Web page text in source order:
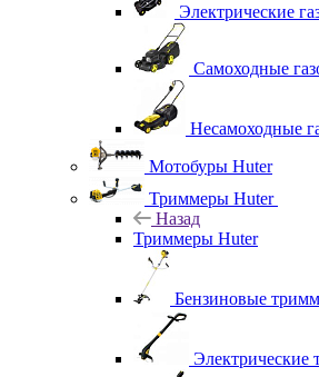
Электрические
Самоходные
Несамоходные
Мотобуры Huter
Триммеры Huter
Назад
Триммеры Huter
Бензиновые
Электрические